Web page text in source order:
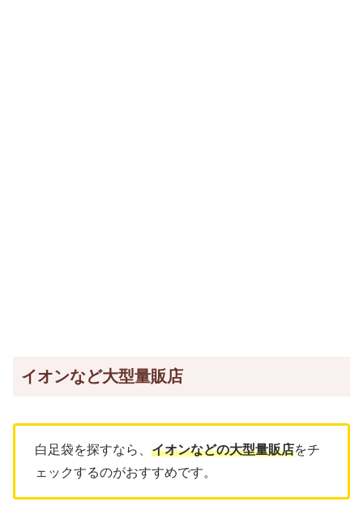
イオンなど大型量販店
白足袋を探すなら、 イオンなどの大型量販店をチ
ェックするのがおすすめです。